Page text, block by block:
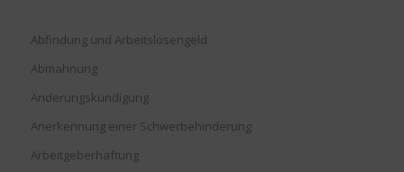
Abfindung und Arbeitslosengeld
Abmahnung
Änderungskündigung
Anerkennung einer Schwerbehinderung
Arbeitgeberhaftung